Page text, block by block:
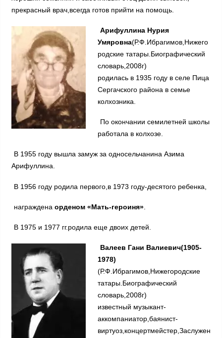
прекрасный врач,всегда готов прийти на помощь.
Арифуллина Нурия
Умяровна(Р.Ф.Ибрагимов,Нижего
родские татары.Биографический
словарь,2008г)
родилась в 1935 году в селе Пица
Сергачского района в семье
колхозника.
По окончании семилетней школы
работала в колхозе.
В 1955 году вышла замуж за односельчанина Азима
Арифуллина.
В 1956 году родила первого,в 1973 году-десятого ребенка,
награждена орденом «Мать-героиня».
В 1975 и 1977 гг.родила еще двоих детей.
Валеев Гани Валиевич(1905-
1978)
(Р.Ф.Ибрагимов,Нижегородские
татары.Биографический
словарь,2008г)
известный музыкант-
аккомпаниатор,баянист-
виртуоз,концертмейстер,Заслужен